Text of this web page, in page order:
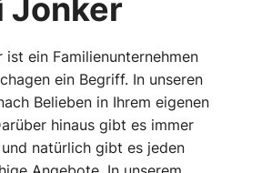
Jonker
ist ein Familienunternehmen
ein Begriff. In unseren
Belieben in Ihrem eigenen
hinaus gibt es immer
natürlich gibt es jeden